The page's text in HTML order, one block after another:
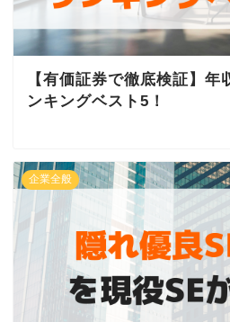
【有価証券で徹底検証】
ンキングベスト5！
企業全般